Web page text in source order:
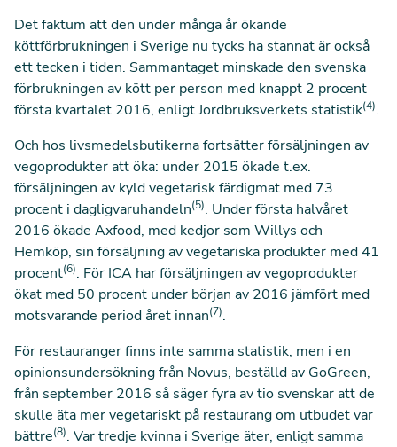
Det faktum att den under många år ökande
köttförbrukningen i Sverige nu tycks ha stannat är också
ett tecken i tiden. Sammantaget minskade den svenska
förbrukningen av kött per person med knappt 2 procent
första kvartalet 2016, enligt Jordbruksverkets statistik(4).
Och hos livsmedelsbutikerna fortsätter försäljningen av
vegoprodukter att öka: under 2015 ökade t.ex.
försäljningen av kyld vegetarisk färdigmat med 73
procent i dagligvaruhandeln(5). Under första halvåret
2016 ökade Axfood, med kedjor som Willys och
Hemköp, sin försäljning av vegetariska produkter med 41
procent(6). För ICA har försäljningen av vegoprodukter
ökat med 50 procent under början av 2016 jämfört med
motsvarande period året innan(7).
För restauranger finns inte samma statistik, men i en
opinionsundersökning från Novus, beställd av GoGreen,
från september 2016 så säger fyra av tio svenskar att de
skulle äta mer vegetariskt på restaurang om utbudet var
bättre(8). Var tredje kvinna i Sverige äter, enligt samma